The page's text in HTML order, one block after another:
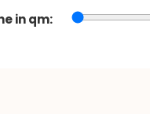
in qm: